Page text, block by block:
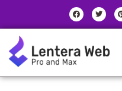
content
F
a
c
e
o
k
T
w
i
t
r
i
a